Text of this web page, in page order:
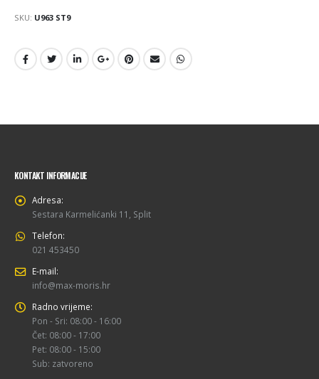
SKU: U963 ST9
KONTAKT INFORMACIJE
Adresa:
Sestara Karmelićanki 11, Split
Telefon:
021 453450
E-mail:
info@max-moris.hr
Radno vrijeme:
Pon - Sri: 08:00 - 16:00
Čet: 08:00 - 17:00
Pet: 08:00 - 15:00
Sub: zatvoreno